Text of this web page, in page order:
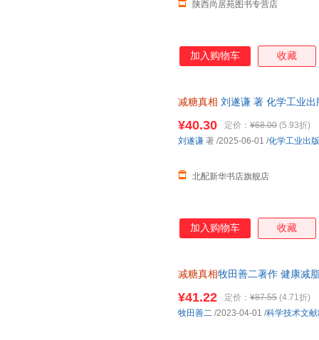
陕西尚居苑图书专营店
加入购物车 收藏
减糖真相 刘遂谦 著 化学工业
¥40.30 定价： ¥68.00 (5.93折)
北配新华书店旗舰店
刘遂谦 著 /2025-06-01 /化学工业出
加入购物车 收藏
减糖真相牧田善二著作 健康减
¥41.22 定价： ¥87.55 (4.71折)
牧田善二 /2023-04-01 /科学技术文